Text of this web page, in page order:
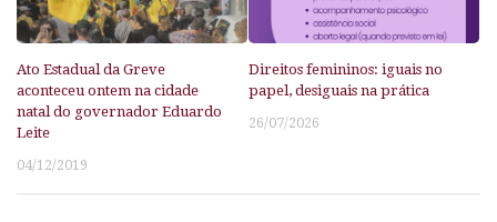
Ato Estadual da Greve
aconteceu ontem na cidade
natal do governador Eduardo
Leite
04/12/2019
Direitos femininos: iguais no
papel, desiguais na prática
26/07/2026